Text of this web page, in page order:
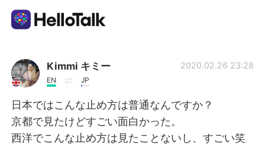
語言交換應用
AI Grammar Checker
繁體中文
Kimmi キミー
EN JP
2020.02.26 23:28
日本ではこんな止め方は普通なんですか？
京都で見たけどすごい面白かった。
西洋でこんな止め方は見たことないし、すごい笑